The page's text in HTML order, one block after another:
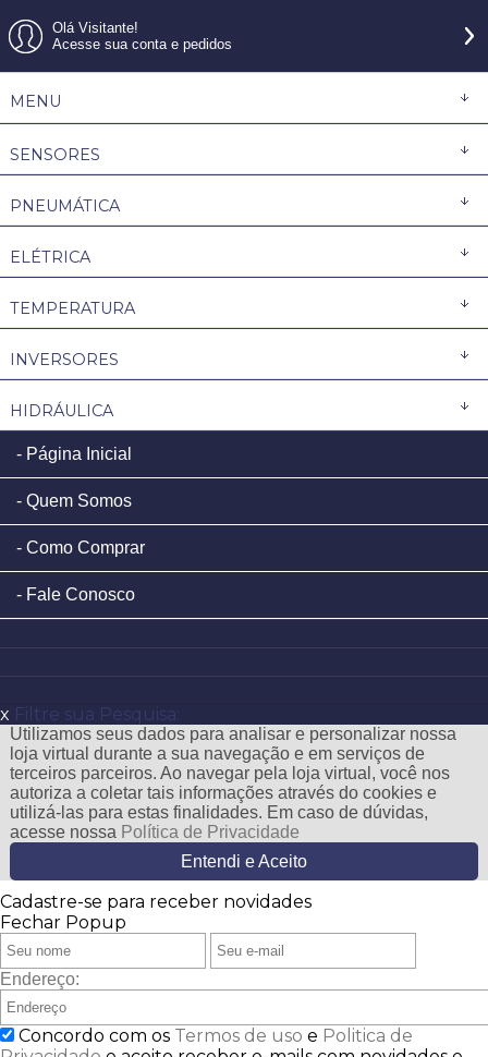
Olá Visitante!
Acesse sua conta e pedidos
MENU
SENSORES
PNEUMÁTICA
ELÉTRICA
TEMPERATURA
INVERSORES
HIDRÁULICA
Página Inicial
Quem Somos
Como Comprar
Fale Conosco
x Filtre sua Pesquisa:
Utilizamos seus dados para analisar e personalizar nossa
loja virtual durante a sua navegação e em serviços de
terceiros parceiros. Ao navegar pela loja virtual, você nos
autoriza a coletar tais informações através do cookies e
utilizá-las para estas finalidades. Em caso de dúvidas,
acesse nossa Política de Privacidade
Entendi e Aceito
Cadastre-se para receber novidades
Fechar Popup
Endereço:
Concordo com os Termos de uso e Politica de